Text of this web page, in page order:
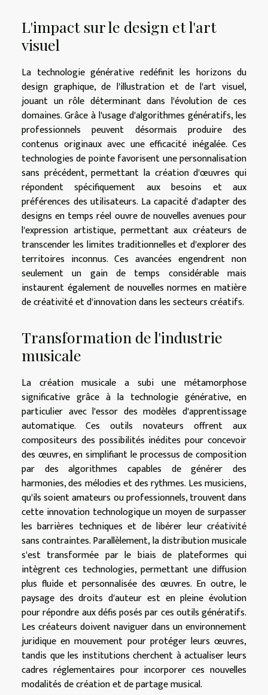
L'impact sur le design et l'art
visuel
La technologie générative redéfinit les horizons du
design graphique, de l'illustration et de l'art visuel,
jouant un rôle déterminant dans l'évolution de ces
domaines. Grâce à l'usage d'algorithmes génératifs, les
professionnels peuvent désormais produire des
contenus originaux avec une efficacité inégalée. Ces
technologies de pointe favorisent une personnalisation
sans précédent, permettant la création d'œuvres qui
répondent spécifiquement aux besoins et aux
préférences des utilisateurs. La capacité d'adapter des
designs en temps réel ouvre de nouvelles avenues pour
l'expression artistique, permettant aux créateurs de
transcender les limites traditionnelles et d'explorer des
territoires inconnus. Ces avancées engendrent non
seulement un gain de temps considérable mais
instaurent également de nouvelles normes en matière
de créativité et d'innovation dans les secteurs créatifs.
Transformation de l'industrie
musicale
La création musicale a subi une métamorphose
significative grâce à la technologie générative, en
particulier avec l'essor des modèles d'apprentissage
automatique. Ces outils novateurs offrent aux
compositeurs des possibilités inédites pour concevoir
des œuvres, en simplifiant le processus de composition
par des algorithmes capables de générer des
harmonies, des mélodies et des rythmes. Les musiciens,
qu'ils soient amateurs ou professionnels, trouvent dans
cette innovation technologique un moyen de surpasser
les barrières techniques et de libérer leur créativité
sans contraintes. Parallèlement, la distribution musicale
s'est transformée par le biais de plateformes qui
intègrent ces technologies, permettant une diffusion
plus fluide et personnalisée des œuvres. En outre, le
paysage des droits d'auteur est en pleine évolution
pour répondre aux défis posés par ces outils génératifs.
Les créateurs doivent naviguer dans un environnement
juridique en mouvement pour protéger leurs œuvres,
tandis que les institutions cherchent à actualiser leurs
cadres réglementaires pour incorporer ces nouvelles
modalités de création et de partage musical.